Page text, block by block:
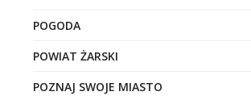
POGODA
POWIAT ŻARSKI
POZNAJ SWOJE MIASTO